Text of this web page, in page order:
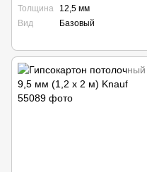
Толщина
12,5 мм
Вид
Базовый